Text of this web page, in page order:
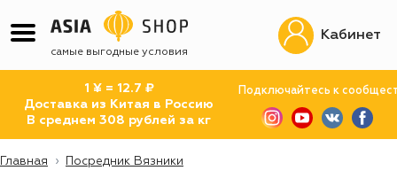
самые выгодные условия
1 ¥ = 12.7 ₽
Доставка из Китая в Россию
В среднем 308 рублей за кг
Подключайтесь к
Кабинет
Главная Посредник Вязники